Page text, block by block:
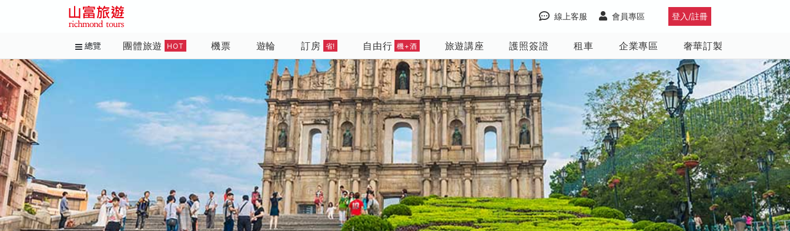
登入/註冊
會員專區
線上客服
總覽 團體旅遊 HOT 機票 遊輪 訂房 省! 自由行 機+酒 旅遊講座 護照簽證 租車 企業專區 奢華訂製